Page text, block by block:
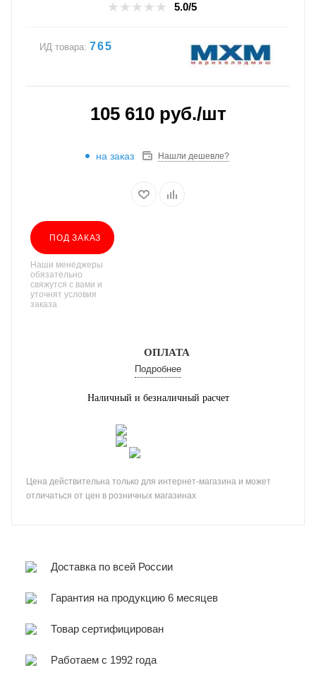
5.0/5
ИД товара: 765
105 610руб./шт
на заказ Нашли дешевле?
ПОД ЗАКАЗ
Наши менеджеры
обязательно
свяжутся с вами и
уточнят условия
заказа
ОПЛАТА
Подробнее
Наличный и безналичный расчет
Цена действительна только для интернет-магазина и может
отличаться от цен в розничных магазинах
Доставка по всей России
Гарантия на продукцию 6 месяцев
Товар сертифицирован
Работаем с 1992 года